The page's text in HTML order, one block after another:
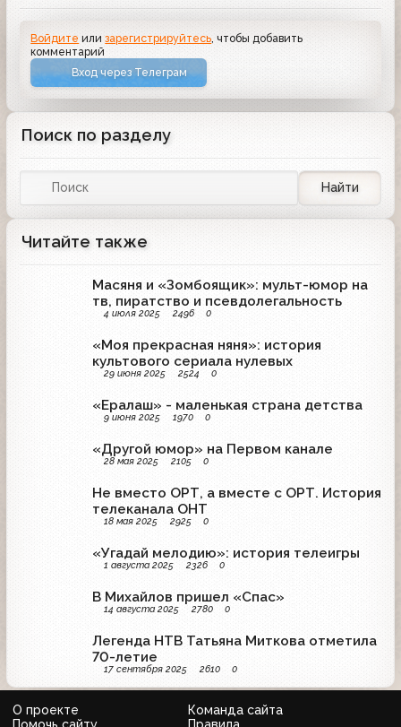
Войдите илизарегистрируйтесь, чтобы добавить
комментарий
Вход через Телеграм
Поиск по разделу
Найти
Читайте также
Масяня и «Зомбоящик»: мульт-юмор на
тв, пиратство и псевдолегальность
4 июля 2025 2496 0
«Моя прекрасная няня»: история
культового сериала нулевых
29 июня 2025 2524 0
«Ералаш» - маленькая страна детства
9 июня 2025 1970 0
«Другой юмор» на Первом канале
28 мая 2025 2105 0
Не вместо ОРТ, а вместе с ОРТ. История
телеканала ОНТ
18 мая 2025 2925 0
«Угадай мелодию»: история телеигры
1 августа 2025 2326 0
В Михайлов пришел «Спас»
14 августа 2025 2780 0
Легенда НТВ Татьяна Миткова отметила
70-летие
17 сентября 2025 2610 0
О проекте
Команда сайта